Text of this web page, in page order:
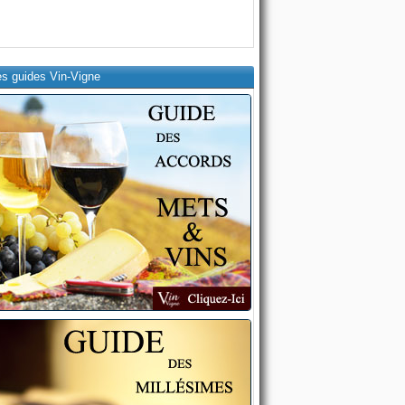
guides Vin-Vigne